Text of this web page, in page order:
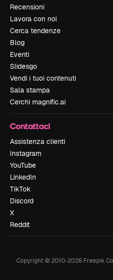
Recensioni
Lavora con noi
Cerca tendenze
Blog
Eventi
Slidesgo
Vendi i tuoi contenuti
Sala stampa
Cerchi magnific.ai
Contattaci
Assistenza clienti
Instagram
YouTube
LinkedIn
TikTok
Discord
X
Reddit
Copyright © 2010-2026Freepik